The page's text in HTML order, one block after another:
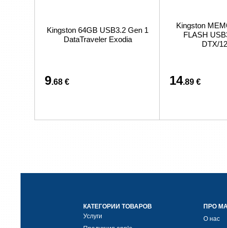
Kingston 64GB USB3.2 Gen 1
DataTraveler Exodia
9.68 €
Kingston
FLASH
DTX/
14.89 €
КАТЕГОРИИ ТОВАРОВ
Услуги
ПРО
О нас